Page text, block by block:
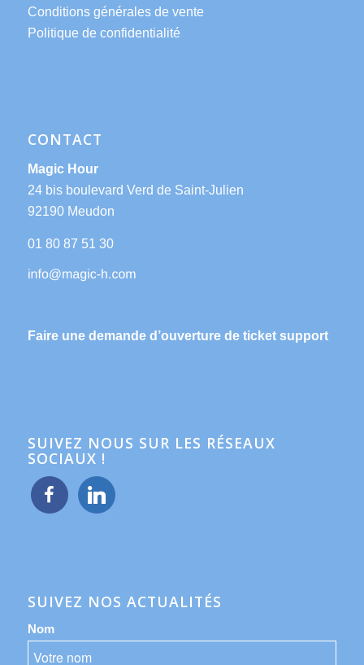
Conditions générales de vente
Politique de confidentialité
CONTACT
Magic Hour
24 bis boulevard Verd de Saint-Julien
92190 Meudon
01 80 87 51 30
Faire une demande d’ouverture de ticket support
SUIVEZ NOUS SUR LES RÉSEAUX
SOCIAUX !
facebook linkedin
SUIVEZ NOS ACTUALITÉS
Nom